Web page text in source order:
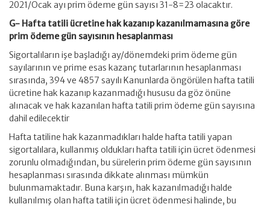
2021/Ocak ayı prim ödeme gün sayısı 31-8=23 olacaktır.
G- Hafta tatili ücretine hak kazanıp kazanılmamasına göre
prim ödeme gün sayısının hesaplanması
Sigortalıların işe başladığı ay/dönemdeki prim ödeme gün
sayılarının ve prime esas kazanç tutarlarının hesaplanması
sırasında, 394 ve 4857 sayılı Kanunlarda öngörülen hafta tatili
ücretine hak kazanıp kazanmadığı hususu da göz önüne
alınacak ve hak kazanılan hafta tatili prim ödeme gün sayısına
dahil edilecektir
Hafta tatiline hak kazanmadıkları halde hafta tatili yapan
sigortalılara, kullanmış oldukları hafta tatili için ücret ödenmesi
zorunlu olmadığından, bu sürelerin prim ödeme gün sayısının
hesaplanması sırasında dikkate alınması mümkün
bulunmamaktadır. Buna karşın, hak kazanılmadığı halde
kullanılmış olan hafta tatili için ücret ödenmesi halinde, bu